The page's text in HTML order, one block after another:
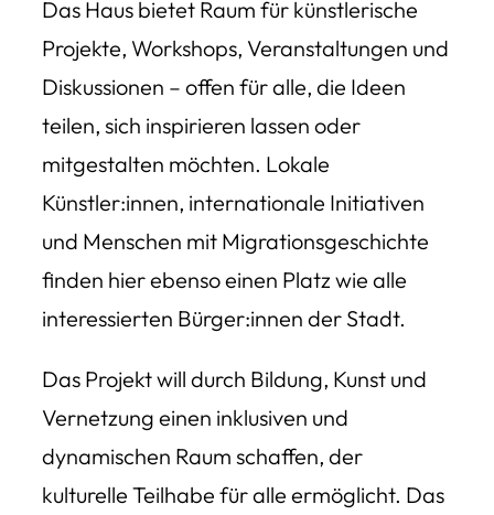
Das Haus bietet Raum für künstlerische
Projekte, Workshops, Veranstaltungen und
Diskussionen – offen für alle, die Ideen
teilen, sich inspirieren lassen oder
mitgestalten möchten. Lokale
Künstler:innen, internationale Initiativen
und Menschen mit Migrationsgeschichte
finden hier ebenso einen Platz wie alle
interessierten Bürger:innen der Stadt.
Das Projekt will durch Bildung, Kunst und
Vernetzung einen inklusiven und
dynamischen Raum schaffen, der
kulturelle Teilhabe für alle ermöglicht. Das